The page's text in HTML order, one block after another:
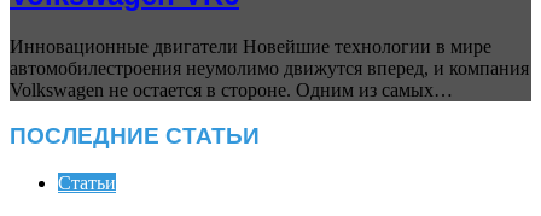
Инновационные двигатели Новейшие технологии в мире
автомобилестроения неумолимо движутся вперед, и компания
Volkswagen не остается в стороне. Одним из самых…
ПОСЛЕДНИЕ СТАТЬИ
Статьи